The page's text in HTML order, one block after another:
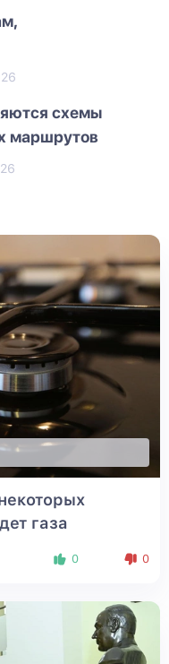
схемы
маршрутов
газа
0 0